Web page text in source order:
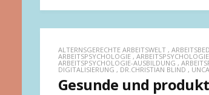
ALTERNSGERECHTE ARBEITSWELT ,
ARBEITSPSYCHOLOGIE ,
ARBEITSPSYCHOLOGIE-AUSBILDUNG ,
DIGITALISIERUNG , DR.CHRISTIAN BLIND ,
Gesunde und